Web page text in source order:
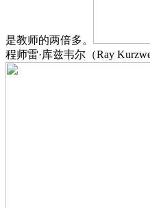
是教师的两倍多。
程师雷·库兹韦尔（Ray